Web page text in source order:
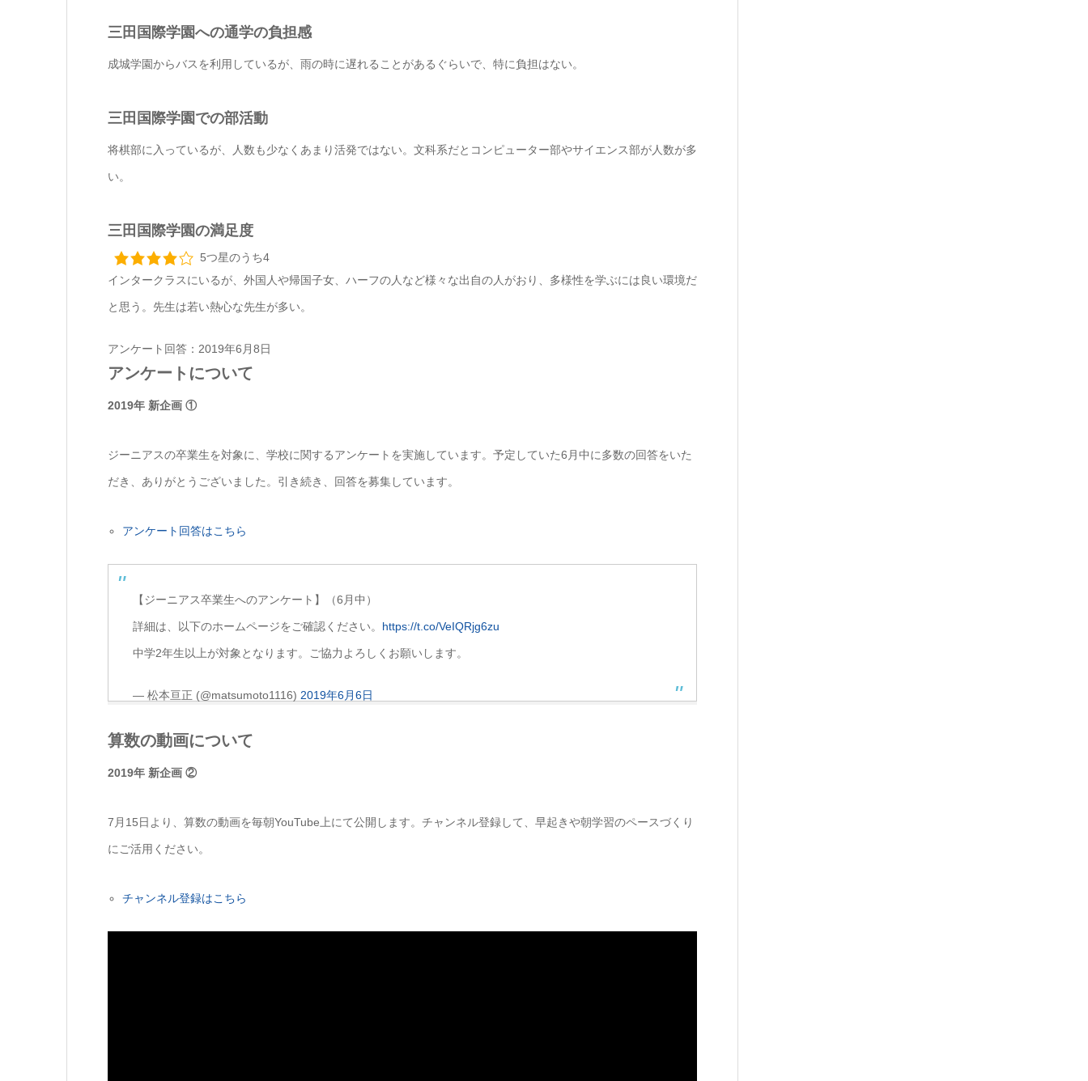
三田国際学園への通学の負担感
成城学園からバスを利用しているが、雨の時に遅れることがあるぐらいで、特に負担はない。
三田国際学園での部活動
将棋部に入っているが、人数も少なくあまり活発ではない。文科系だとコンピューター部やサイエンス部が人数が多
い。
三田国際学園の満足度
5つ星のうち4
インタークラスにいるが、外国人や帰国子女、ハーフの人など様々な出自の人がおり、多様性を学ぶには良い環境だ
と思う。先生は若い熱心な先生が多い。
アンケート回答：2019年6月8日
アンケートについて
2019年 新企画 ①
ジーニアスの卒業生を対象に、学校に関するアンケートを実施しています。予定していた6月中に多数の回答をいた
だき、ありがとうございました。引き続き、回答を募集しています。
アンケート回答はこちら
【ジーニアス卒業生へのアンケート】（6月中）
詳細は、以下のホームページをご確認ください。 https://t.co/VeIQRjg6zu
中学2年生以上が対象となります。ご協力よろしくお願いします。
— 松本亘正 (@matsumoto1116) 2019年6月6日
算数の動画について
2019年 新企画 ②
7月15日より、算数の動画を毎朝YouTube上にて公開します。チャンネル登録して、早起きや朝学習のペースづくり
にご活用ください。
チャンネル登録はこちら